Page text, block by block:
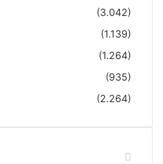
(3.042)
(1.139)
(1.264)
(935)
(2.264)